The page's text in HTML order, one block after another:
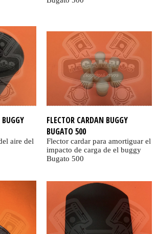
aire del
FLECTOR CARDAN BUGGY
BUGATO 500
Flector cardar para amortiguar el
impacto de carga de el buggy
Bugato 500